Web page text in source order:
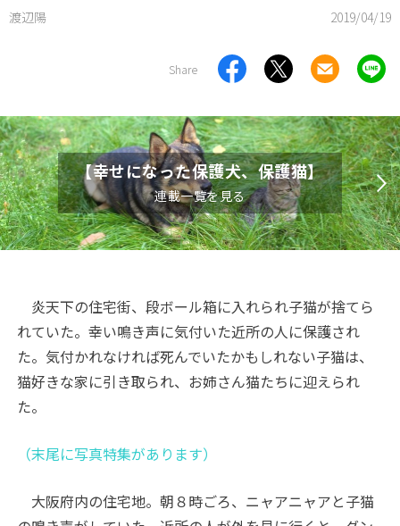
渡辺陽 2019/04/19
Share
【幸せになった保護犬、保護猫】
連載一覧を見る
炎天下の住宅街、段ボール箱に入れられ子猫が捨てら
れていた。幸い鳴き声に気付いた近所の人に保護され
た。気付かれなければ死んでいたかもしれない子猫は、
猫好きな家に引き取られ、お姉さん猫たちに迎えられ
た。
（末尾に写真特集があります）
大阪府内の住宅地。朝８時ごろ、ニャアニャアと子猫